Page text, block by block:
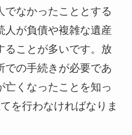
でなかったこととする
人が負債や複雑な遺産
ることが多いです。放
での手続きが必要であ
亡くなったことを知っ
を行わなければなりま